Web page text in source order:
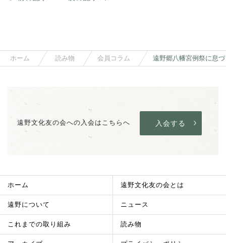
ホーム 読み物 会員コラム
遠野文化友の会への入会はこちらへ 入会する
ホーム 遠野文化友の会とは
遠野について ニュース
これまでの取り組み 読み物